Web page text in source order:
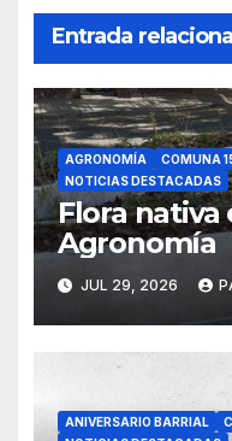
Entrada
AGRONOMÍA COMUNA
NOTICIAS DESTACADAS
Flora
Agronomía
JUL 29, 2026
ANIVERSARIO BARRIAL